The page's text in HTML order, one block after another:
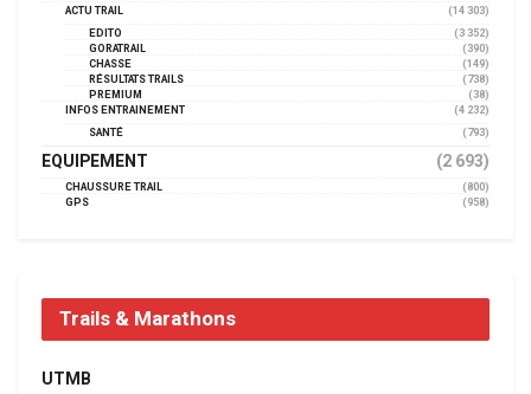
ACTU TRAIL
(14 303)
EDITO
(3 352)
GORATRAIL
(390)
CHASSE
(149)
RÉSULTATS TRAILS
(738)
PREMIUM
(38)
INFOS ENTRAINEMENT
(4 232)
SANTÉ
(793)
EQUIPEMENT (2 693)
CHAUSSURE TRAIL
(800)
GPS
(958)
Trails & Marathons
UTMB